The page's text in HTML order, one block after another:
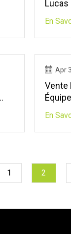
Lucas
En
Apr
Vente
D'été
En
1 2